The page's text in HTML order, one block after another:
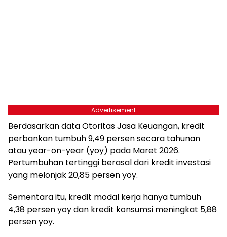
Advertisement
Berdasarkan data Otoritas Jasa Keuangan, kredit
perbankan tumbuh 9,49 persen secara tahunan
atau year-on-year (yoy) pada Maret 2026.
Pertumbuhan tertinggi berasal dari kredit investasi
yang melonjak 20,85 persen yoy.
Sementara itu, kredit modal kerja hanya tumbuh
4,38 persen yoy dan kredit konsumsi meningkat 5,88
persen yoy.